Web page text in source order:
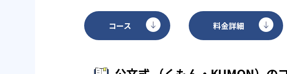
コース 料金詳細